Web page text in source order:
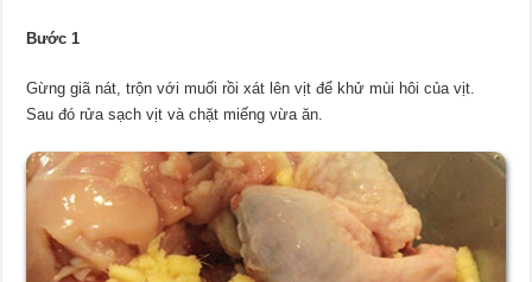
Bước 1
Gừng giã nát, trộn với muối rồi xát lên vịt để khử mùi hôi của vịt.
Sau đó rửa sạch vịt và chặt miếng vừa ăn.